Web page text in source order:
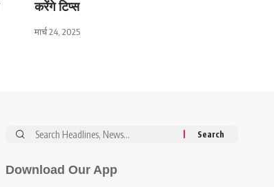
करेंगे टिप्स
मार्च 24, 2025
Search
Download Our App